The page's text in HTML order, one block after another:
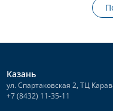
ранняя осень. Можно
воскресенье, а можно
Почему Казань?
отечественных туристов,
славится
архитектурными
Казань
ул. Спартаковская 2, ТЦ
+7 (8432) 11-35-11